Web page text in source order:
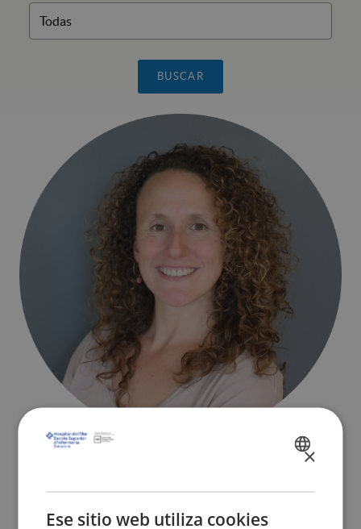
Research
SPANISH
×
Ese sitio web utiliza cookies